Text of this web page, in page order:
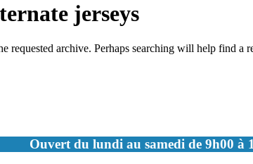
jerseys
requested archive. Perhaps searching will help find a
Ouvert du lundi au samedi de 9h00 à